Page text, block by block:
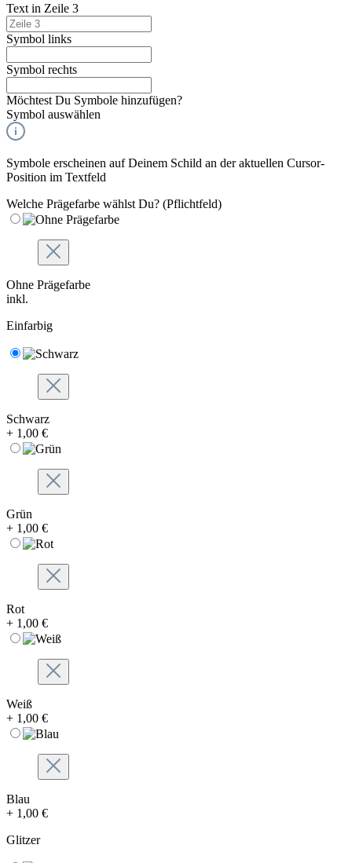
Text in Zeile 3
Symbol links
Symbol rechts
Möchtest Du Symbole hinzufügen?
Symbol auswählen
Symbole erscheinen auf Deinem Schild an der aktuellen Cursor-
Position im Textfeld
Welche Prägefarbe wählst Du? (Pflichtfeld)
Ohne Prägefarbe
inkl.
Einfarbig
Schwarz
+ 1,00 €
Grün
+ 1,00 €
Rot
+ 1,00 €
Weiß
+ 1,00 €
Blau
+ 1,00 €
Glitzer